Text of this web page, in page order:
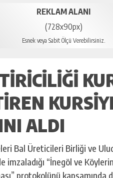
REKLAM ALANI
(728x90px)
Esnek veya Sabit Ölçü Verebilirsiniz.
ALDI
Bal Üreticileri Birliği ve
“İnegöl ve
protokolünü kapsamında